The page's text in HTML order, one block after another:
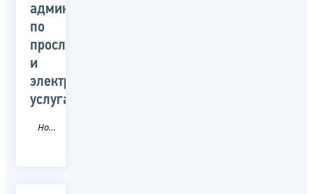
администрирования
по
прослеживаемости
и
электронным
услугам»
Новость